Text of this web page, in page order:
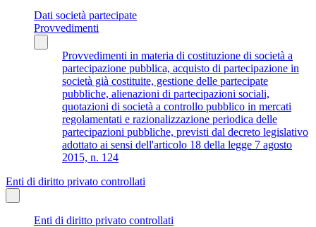
Dati società partecipate
Provvedimenti
Provvedimenti in materia di costituzione di società a
partecipazione pubblica, acquisto di partecipazione in
società già costituite, gestione delle partecipate
pubbliche, alienazioni di partecipazioni sociali,
quotazioni di società a controllo pubblico in mercati
regolamentati e razionalizzazione periodica delle
partecipazioni pubbliche, previsti dal decreto legislativo
adottato ai sensi dell'articolo 18 della legge 7 agosto
2015, n. 124
Enti di diritto privato controllati
Enti di diritto privato controllati